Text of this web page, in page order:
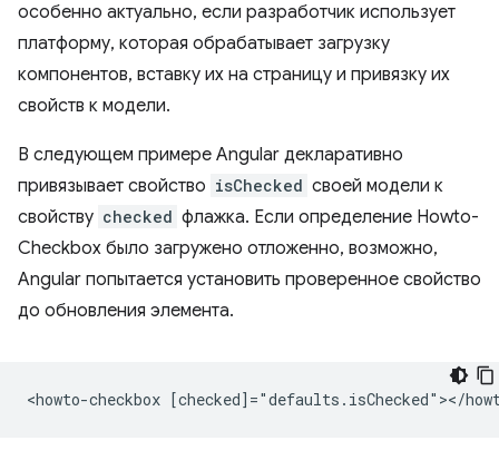
особенно актуально, если разработчик использует
платформу, которая обрабатывает загрузку
компонентов, вставку их на страницу и привязку их
свойств к модели.
В следующем примере Angular декларативно
привязывает свойство isChecked своей модели к
свойству checked флажка. Если определение Howto-
Checkbox было загружено отложенно, возможно,
Angular попытается установить проверенное свойство
до обновления элемента.